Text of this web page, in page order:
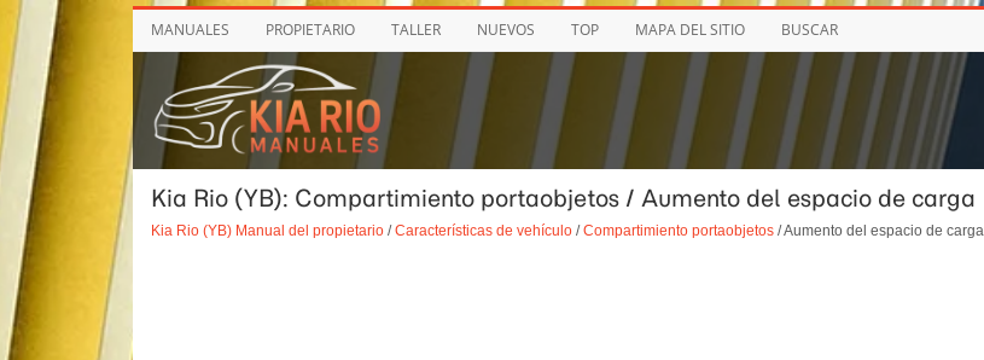
MANUALES PROPIETARIO TALLER NUEVOS TOP MAPA DEL SITIO BUSCAR
Kia Rio (YB): Compartimiento portaobjetos / Aumento del espacio de carga
Kia Rio (YB) Manual del propietario/Características de vehículo/Compartimiento portaobjetos/ Aumento del espacio de carga